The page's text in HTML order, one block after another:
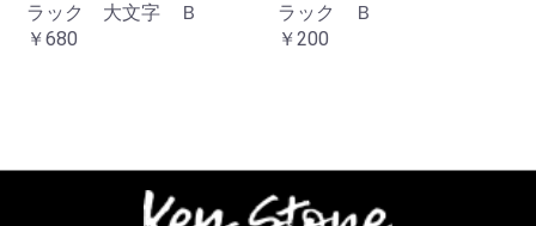
ラック 大文字 Ｂ
￥680
ラック Ｂ
￥200